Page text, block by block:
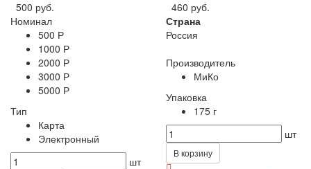
500 руб.
Номинал
500 Р
1000 Р
2000 Р
3000 Р
5000 Р
Тип
Карта
Электронный
шт
460 руб.
Страна
Россия
Производитель
МиКо
Упаковка
175 г
шт
В корзину